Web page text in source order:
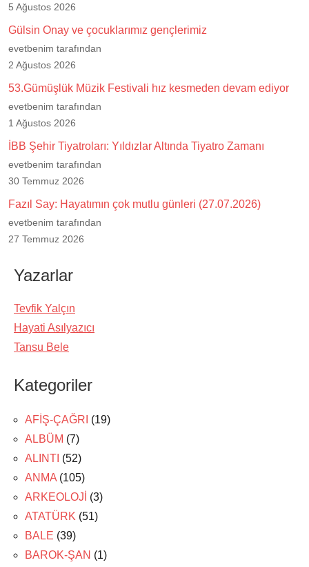
5 Ağustos 2026
Gülsin Onay ve çocuklarımız gençlerimiz
evetbenim tarafından
2 Ağustos 2026
53.Gümüşlük Müzik Festivali hız kesmeden devam ediyor
evetbenim tarafından
1 Ağustos 2026
İBB Şehir Tiyatroları: Yıldızlar Altında Tiyatro Zamanı
evetbenim tarafından
30 Temmuz 2026
Fazıl Say: Hayatımın çok mutlu günleri (27.07.2026)
evetbenim tarafından
27 Temmuz 2026
Yazarlar
Tevfik Yalçın
Hayati Asılyazıcı
Tansu Bele
Kategoriler
AFİŞ-ÇAĞRI (19)
ALBÜM (7)
ALINTI (52)
ANMA (105)
ARKEOLOJİ (3)
ATATÜRK (51)
BALE (39)
BAROK-ŞAN (1)